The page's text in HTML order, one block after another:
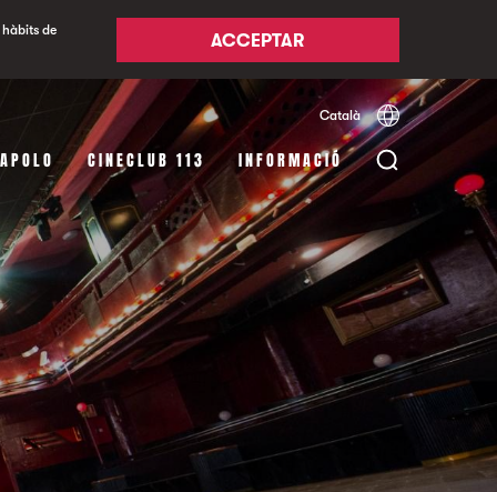
de
ACCEPTAR
Català Español
CINECLUB 113 INFORMACIÓ